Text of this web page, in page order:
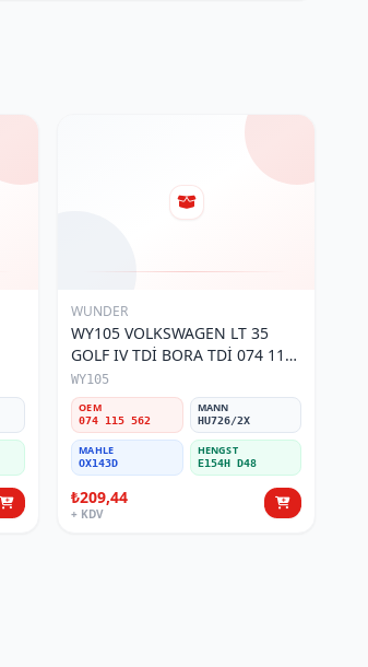
WUNDER
WY105 VOLKSWAGEN LT 35
GOLF IV TDİ BORA TDİ 074 115
562 Yağ Filtresi
WY105
OEM
074 115 562
MANN
HU726/2X
MAHLE
OX143D
HENGST
E154H D48
₺209,44
+ KDV